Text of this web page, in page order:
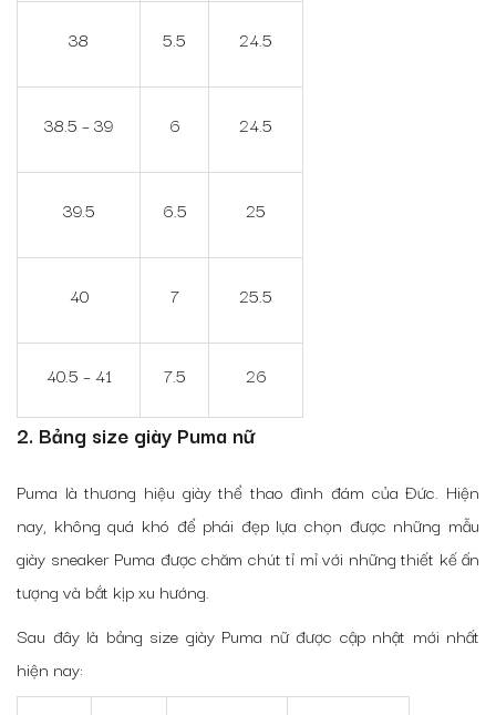
38 5.5 24.5
38.5 – 39 6 24.5
39.5 6.5 25
40 7 25.5
40.5 – 41 7.5 26
2. Bảng size giày Puma nữ
Puma là thương hiệu giày thể thao đình đám của Đức. Hiện
nay, không quá khó để phái đẹp lựa chọn được những mẫu
giày sneaker Puma được chăm chút tỉ mỉ với những thiết kế ấn
tượng và bắt kịp xu hướng.
Sau đây là bảng size giày Puma nữ được cập nhật mới nhất
hiện nay: